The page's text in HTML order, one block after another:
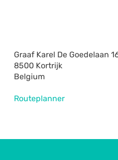
Graaf Karel De Goedelaan
8500 Kortrijk
Belgium
Routeplanner